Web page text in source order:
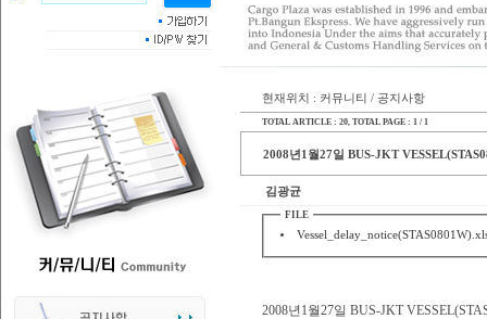
현재위치 : 커뮤니티 / 공지사항
TOTAL ARTICLE : 20 , TOTAL PAGE : 1 / 1
2008년1월27일 BUS-JKT
김광균
FILE
2008년1월27일 BUS-JKT